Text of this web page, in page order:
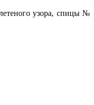
узора, спицы №